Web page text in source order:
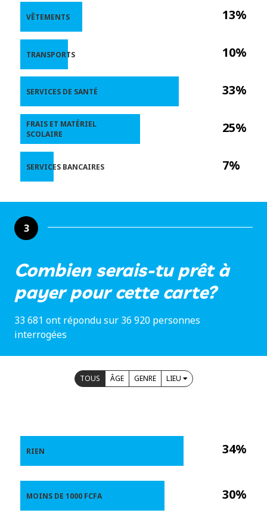
13%
10%
33%
25%
7%
VÊTEMENTS
TRANSPORTS
SERVICES DE SANTÉ
FRAIS ET MATÉRIEL
SCOLAIRE
SERVICES BANCAIRES
3
Combien serais-tu prêt à
payer pour cette carte?
33 681 ont répondu sur 36 920 personnes
interrogées
TOUS ÂGE GENRE LIEU
34%
30%
RIEN
MOINS DE 1000 FCFA